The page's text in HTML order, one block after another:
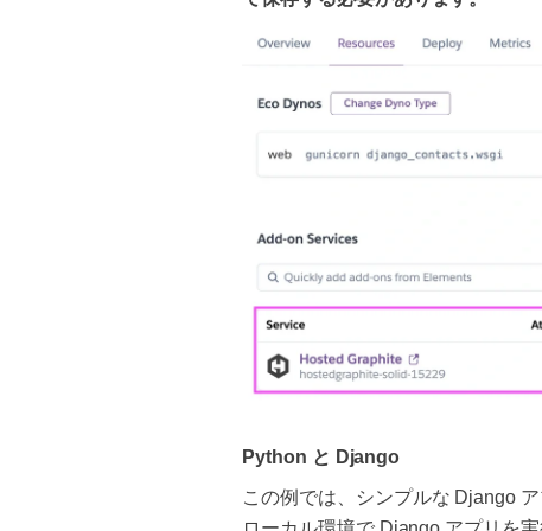
Python と Django
この例では、シンプルな Django